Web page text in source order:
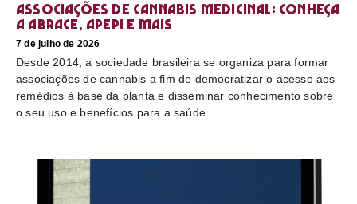
Associações de cannabis medicinal: conheça
a Abrace, Apepi e mais
7 de julho de 2026
Desde 2014, a sociedade brasileira se organiza para formar
associações de cannabis a fim de democratizar o acesso aos
remédios à base da planta e disseminar conhecimento sobre
o seu uso e benefícios para a saúde.